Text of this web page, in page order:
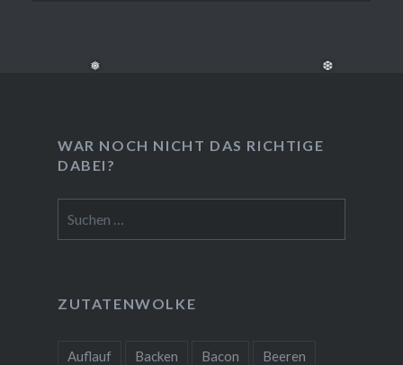
WAR NOCH NICHT DAS RICHTIGE
DABEI?
nach:
ZUTATENWOLKE
Auflauf Backen Bacon Beeren